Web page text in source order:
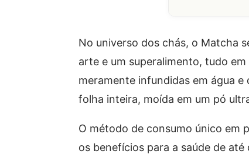
No universo dos chás, o Matcha
arte e um superalimento, tudo
meramente infundidas em água
folha inteira, moída em um pó
O método de consumo único em
os benefícios para a saúde de até